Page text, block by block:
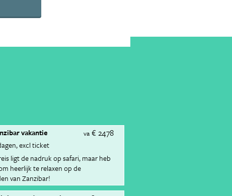
va € 2478
vakantie
excl ticket
ligt de nadruk op safari, maar heb
heerlijk te relaxen op de
van Zanzibar!